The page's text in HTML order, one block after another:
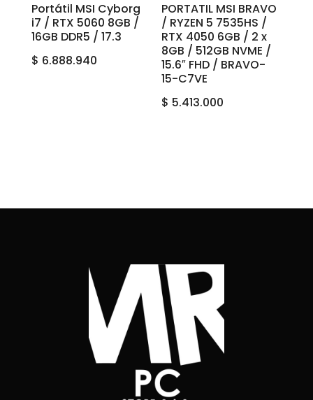
Portátil MSI Cyborg
i7 / RTX 5060 8GB /
16GB DDR5 / 17.3
$ 6.888.940
PORTATIL MSI BRAVO
/ RYZEN 5 7535HS /
RTX 4050 6GB / 2 x
8GB / 512GB NVME /
15.6″ FHD / BRAVO-
15-C7VE
$ 5.413.000